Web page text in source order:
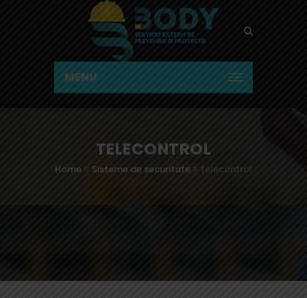
MENU
TELECONTROL
Home Sisteme de securitate telecontrol